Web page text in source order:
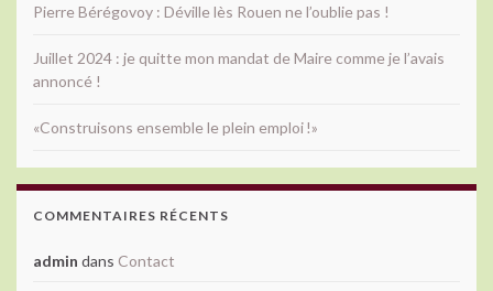
Pierre Bérégovoy : Déville lès Rouen ne l’oublie pas !
Juillet 2024 : je quitte mon mandat de Maire comme je l’avais
annoncé !
«Construisons ensemble le plein emploi !»
COMMENTAIRES RÉCENTS
admin dans Contact